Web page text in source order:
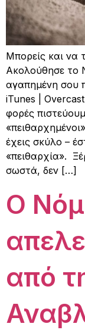
Μπορείς και να
Ακολούθησε το
αγαπημένη σου
iTunes |
φορές
έχεις σκύλο –
«πειθαρχία».
σωστά, δεν […]
Ο
από